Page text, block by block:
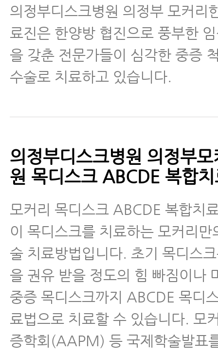
의정부디스크병원 의정부 모커리
료진은 한양방 협진으로 풍부한
을 갖춘 전문가들이 심각한 중증
수술로 치료하고 있습니다.
의정부디스크병원 의정부
원 목디스크 ABCDE 복합
모커리 목디스크 ABCDE 복합치
이 목디스크를 치료하는 모커리만
술 치료방법입니다. 초기 목디스
을 권유 받을 정도의 힘 빠짐이나
중증 목디스크까지 ABCDE 목디
료법으로 치료할 수 있습니다. 모
증학회(AAPM) 등 국제학술발표